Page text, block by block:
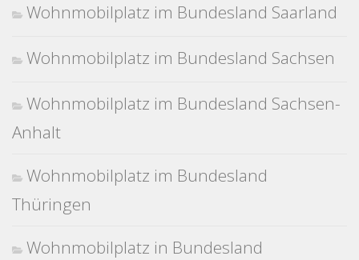
Wohnmobilplatz im Bundesland Saarland
Wohnmobilplatz im Bundesland Sachsen
Wohnmobilplatz im Bundesland Sachsen-
Anhalt
Wohnmobilplatz im Bundesland
Thüringen
Wohnmobilplatz in Bundesland